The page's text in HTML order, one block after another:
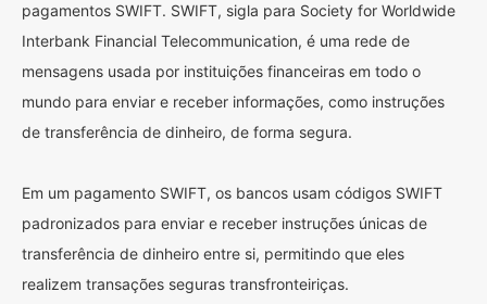
pagamentos SWIFT. SWIFT, sigla para Society for Worldwide
Interbank Financial Telecommunication, é uma rede de
mensagens usada por instituições financeiras em todo o
mundo para enviar e receber informações, como instruções
de transferência de dinheiro, de forma segura.
Em um pagamento SWIFT, os bancos usam códigos SWIFT
padronizados para enviar e receber instruções únicas de
transferência de dinheiro entre si, permitindo que eles
realizem transações seguras transfronteiriças.